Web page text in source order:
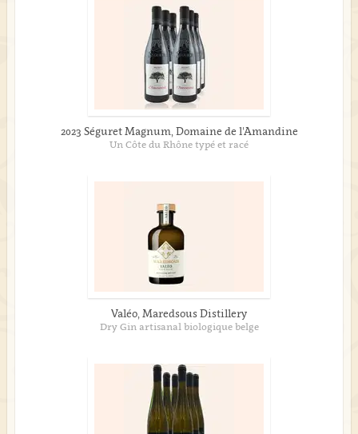
2023 Séguret Magnum, Domaine de l'Amandine
Un Côte du Rhône typé et racé
Valéo, Maredsous Distillery
Dry Gin artisanal biologique belge